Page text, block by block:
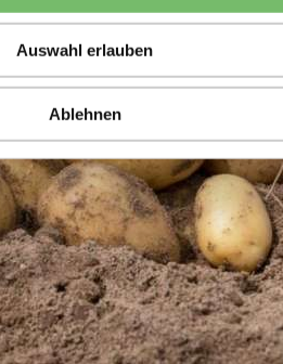
Auswahl erlauben
Ablehnen